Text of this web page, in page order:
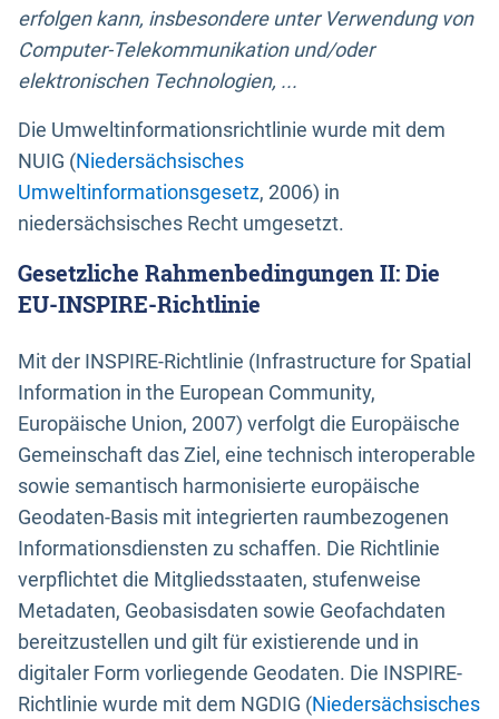
erfolgen kann, insbesondere unter Verwendung von
Computer-Telekommunikation und/oder
elektronischen Technologien, ...
Die Umweltinformationsrichtlinie wurde mit dem
NUIG (Niedersächsisches
Umweltinformationsgesetz, 2006) in
niedersächsisches Recht umgesetzt.
Gesetzliche Rahmenbedingungen II: Die
EU-INSPIRE-Richtlinie
Mit der INSPIRE-Richtlinie (Infrastructure for Spatial
Information in the European Community,
Europäische Union, 2007) verfolgt die Europäische
Gemeinschaft das Ziel, eine technisch interoperable
sowie semantisch harmonisierte europäische
Geodaten-Basis mit integrierten raumbezogenen
Informationsdiensten zu schaffen. Die Richtlinie
verpflichtet die Mitgliedsstaaten, stufenweise
Metadaten, Geobasisdaten sowie Geofachdaten
bereitzustellen und gilt für existierende und in
digitaler Form vorliegende Geodaten. Die INSPIRE-
Richtlinie wurde mit dem NGDIG (Niedersächsisches